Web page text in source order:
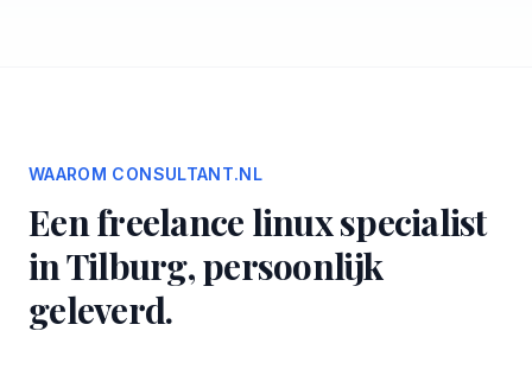
WAAROM CONSULTANT.NL
Een freelance linux specialist
in Tilburg, persoonlijk
geleverd.